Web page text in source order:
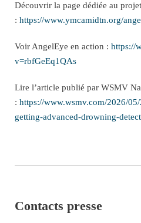
Découvrir la page dédiée au projet
: https://www.ymcamidtn.org/
Voir AngelEye en action : https://
v=rbfGeEq1QAs
Lire l’article publié par WSMV
: https://www.wsmv.com/2026/
getting-advanced-drowning-
Contacts presse